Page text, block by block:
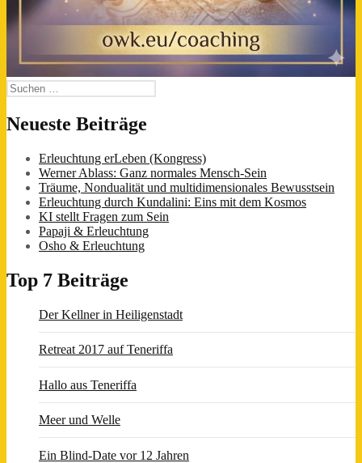
Suchen
nach:
Neueste Beiträge
Erleuchtung erLeben (Kongress)
Werner Ablass: Ganz normales Mensch-Sein
Träume, Nondualität und multidimensionales Bewusstsein
Erleuchtung durch Kundalini: Eins mit dem Kosmos
KI stellt Fragen zum Sein
Papaji & Erleuchtung
Osho & Erleuchtung
Top 7 Beiträge
Der Kellner in Heiligenstadt
Retreat 2017 auf Teneriffa
Hallo aus Teneriffa
Meer und Welle
Ein Blind-Date vor 12 Jahren